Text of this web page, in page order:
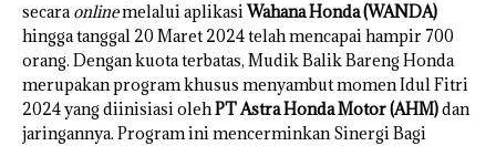
secaraonlinemelalui aplikasiWahana Honda (WANDA)
hingga tanggal 20 Maret 2024 telah mencapai hampir 700
orang. Dengan kuota terbatas, Mudik Balik Bareng Honda
merupakan program khusus menyambut momen Idul Fitri
2024 yang diinisiasi olehPT Astra Honda Motor (AHM)dan
jaringannya. Program ini mencerminkan Sinergi Bagi